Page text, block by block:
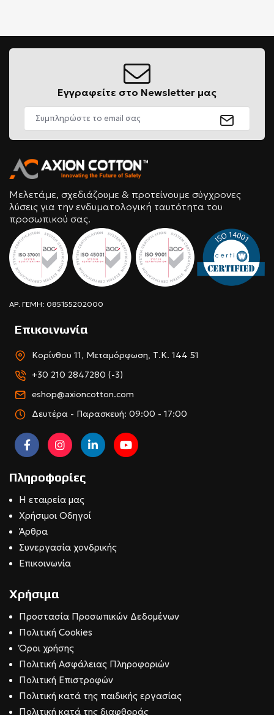
Εγγραφείτε στο Newsletter μας
Μελετάμε, σχεδιάζουμε & προτείνουμε σύγχρονες
λύσεις για την ενδυματολογική ταυτότητα του
προσωπικού σας.
ΑΡ. ΓΕΜΗ: 085155202000
Επικοινωνία
Κορίνθου 11, Μεταμόρφωση, Τ.Κ. 144 51
+30 210 2847280 (-3)
eshop@axioncotton.com
Δευτέρα - Παρασκευή: 09:00 - 17:00
Πληροφορίες
Η εταιρεία μας
Χρήσιμοι Οδηγοί
Άρθρα
Συνεργασία χονδρικής
Επικοινωνία
Χρήσιμα
Προστασία Προσωπικών Δεδομένων
Πολιτική Cookies
Όροι χρήσης
Πολιτική Ασφάλειας Πληροφοριών
Πολιτική Επιστροφών
Πολιτική κατά της παιδικής εργασίας
Πολιτική κατά της διαφθοράς